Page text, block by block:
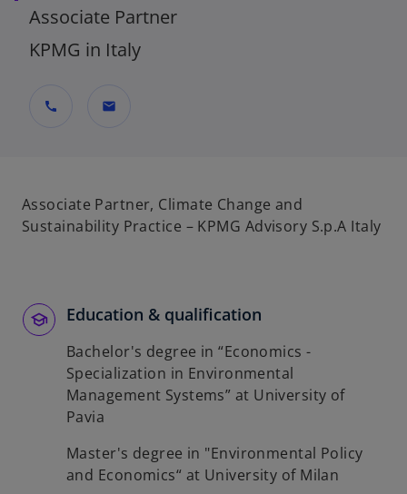
Associate Partner
KPMG in Italy
call mail
Associate Partner, Climate Change and
Sustainability Practice – KPMG Advisory S.p.A Italy
Education & qualification
Bachelor's degree in “Economics -
Specialization in Environmental
Management Systems” at University of
Pavia
Master's degree in "Environmental Policy
and Economics“ at University of Milan